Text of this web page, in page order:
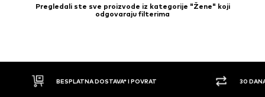
Pregledali ste sve proizvode iz kategorije "Žene" koji
odgovaraju filterima
30 DANA PRAVO NA POVRAT